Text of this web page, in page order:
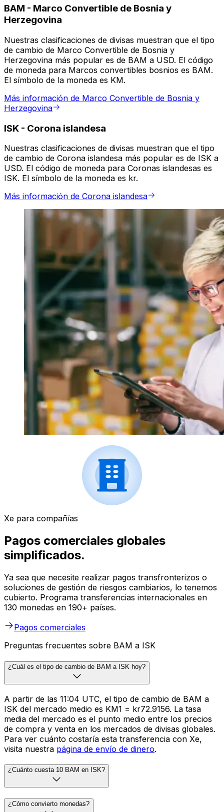
BAM - Marco Convertible de Bosnia y
Herzegovina
Nuestras clasificaciones de divisas muestran que el tipo
de cambio de Marco Convertible de Bosnia y
Herzegovina más popular es de BAM a USD. El código
de moneda para Marcos convertibles bosnios es BAM.
El símbolo de la moneda es KM.
Más información de Marco Convertible de Bosnia y
Herzegovina
ISK - Corona islandesa
Nuestras clasificaciones de divisas muestran que el tipo
de cambio de Corona islandesa más popular es de ISK a
USD. El código de moneda para Coronas islandesas es
ISK. El símbolo de la moneda es kr.
Más información de Corona islandesa
Xe para compañías
Pagos comerciales globales
simplificados.
Ya sea que necesite realizar pagos transfronterizos o
soluciones de gestión de riesgos cambiarios, lo tenemos
cubierto. Programa transferencias internacionales en
130 monedas en 190+ países.
Pagos comerciales
Preguntas frecuentes sobre BAM a ISK
¿Cuál es el tipo de cambio de BAM a ISK hoy?
A partir de las 11:04 UTC, el tipo de cambio de BAM a
ISK del mercado medio es KM1 = kr72.9156. La tasa
media del mercado es el punto medio entre los precios
de compra y venta en los mercados de divisas globales.
Para ver cuánto costaría esta transferencia con Xe,
visita nuestra página de envío de dinero.
¿Cuánto cuesta 10 BAM en ISK?
¿Cómo convierto monedas?